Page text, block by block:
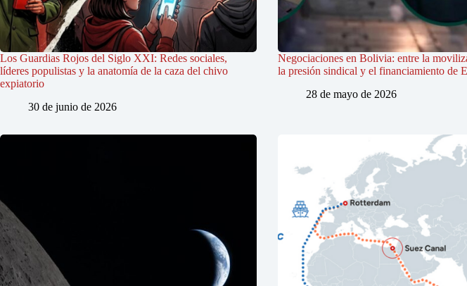
Los Guardias Rojos del Siglo XXI: Redes sociales,
líderes populistas y la anatomía de la caza del chivo
expiatorio
30 de junio de 2026
Negociaciones en Bolivia: entre la
la presión sindical y el financiamiento de
28 de mayo de 2026